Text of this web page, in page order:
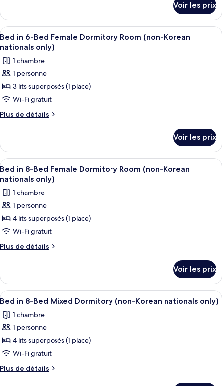
in
4-
Bed
Female
Dormitory
Room
(non-
Korean
nationals
only)
le
type
de
chambre
in
4-
Female
Dormitory
(non-
Voir les prix
Afficher
toutes
les
photos
pour
ce
type
de
in
6-
Bed
Female
Dormitory
Room
(non-
Korean
nationals
only)
Une chambre avec trois lits
11
Bed in 6-Bed Female Dormitory Room (non-Korean
nationals only)
1 chambre
1 personne
3 lits superposés (1 place)
Wi-Fi gratuit
Plus de détails
Plus
le
type
de
chambre
in
6-
Female
Dormitory
(non-
Voir les prix
Afficher
toutes
les
photos
pour
ce
type
de
in
8-
Bed
Female
Dormitory
Room
(non-
Korean
nationals
Une chambre avec des lits
9
Bed in 8-Bed Female Dormitory Room (non-Korean
nationals only)
1 chambre
1 personne
4 lits superposés (1 place)
Wi-Fi gratuit
Plus de détails
Plus
le
type
de
Bed
in
Bed
Female
Room
Voir les prix
Afficher
toutes
les
photos
pour
ce
type
de
Une chambre avec un lit superposé,
5
Bed in 8-Bed Mixed Dormitory (non-Korean nationals only)
1 chambre
1 personne
4 lits superposés (1 place)
Wi-Fi gratuit
Plus de détails
Plus